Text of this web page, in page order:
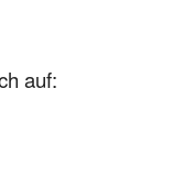
auf: